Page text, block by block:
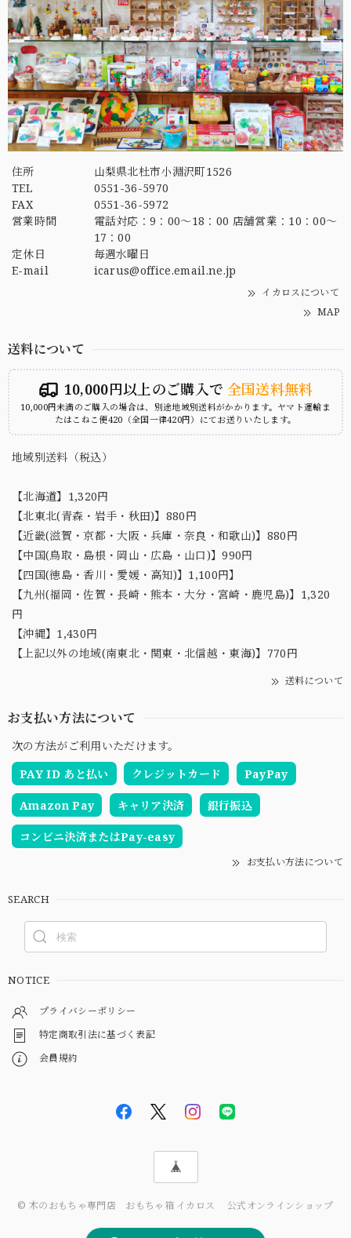
住所
山梨県北杜市小淵沢町1526
TEL
0551-36-5970
FAX
0551-36-5972
営業時間
電話対応：9：00～18：00 店舗営業：10：00～
17：00
定休日
毎週水曜日
E-mail
icarus@office.email.ne.jp
イカロスについて
MAP
送料について
10,000円以上のご購入で 全国送料無料
10,000円未満のご購入の場合は、別途地域別送料がかかります。ヤマト運輸ま
たはこねこ便420（全国一律420円）にてお送りいたします。
地域別送料（税込）
【北海道】1,320円
【北東北(青森・岩手・秋田)】880円
【近畿(滋賀・京都・大阪・兵庫・奈良・和歌山)】880円
【中国(鳥取・島根・岡山・広島・山口)】990円
【四国(徳島・香川・愛媛・高知)】1,100円】
【九州(福岡・佐賀・長崎・熊本・大分・宮崎・鹿児島)】1,320
円
【沖縄】1,430円
【上記以外の地域(南東北・関東・北信越・東海)】770円
送料について
お支払い方法について
次の方法がご利用いただけます。
PAY ID あと払い
クレジットカード PayPay
Amazon Pay キャリア決済 銀行振込
コンビニ決済またはPay-easy
お支払い方法について
SEARCH
NOTICE
プライバシーポリシー
特定商取引法に基づく表記
会員規約
© 木のおもちゃ専門店 おもちゃ箱 イカロス 公式オンラインショップ